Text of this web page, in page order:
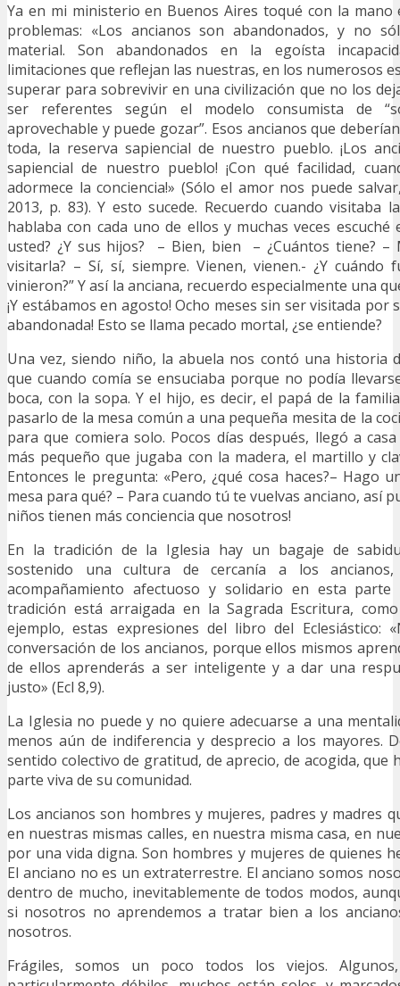
Ya en mi ministerio en Buenos Aires toqué con la mano
problemas: «Los ancianos son abandonados, y no
material. Son abandonados en la egoísta
limitaciones que reflejan las nuestras, en los numerosos
superar para sobrevivir en una civilización que no los
ser referentes según el modelo consumista de
aprovechable y puede gozar”. Esos ancianos que
toda, la reserva sapiencial de nuestro pueblo. ¡Los
sapiencial de nuestro pueblo! ¡Con qué facilidad,
adormece la conciencia!» (Sólo el amor nos puede
2013, p. 83). Y esto sucede. Recuerdo cuando visitaba
hablaba con cada uno de ellos y muchas veces escuché
usted? ¿Y sus hijos? – Bien, bien – ¿Cuántos tiene? –
visitarla? – Sí, sí, siempre. Vienen, vienen.- ¿Y cuándo
vinieron?” Y así la anciana, recuerdo especialmente una
¡Y estábamos en agosto! Ocho meses sin ser visitada por
abandonada! Esto se llama pecado mortal, ¿se entiende?
Una vez, siendo niño, la abuela nos contó una historia
que cuando comía se ensuciaba porque no podía
boca, con la sopa. Y el hijo, es decir, el papá de la
pasarlo de la mesa común a una pequeña mesita de la
para que comiera solo. Pocos días después, llegó a
más pequeño que jugaba con la madera, el martillo y
Entonces le pregunta: «Pero, ¿qué cosa haces?– Hago
mesa para qué? – Para cuando tú te vuelvas anciano, así
niños tienen más conciencia que nosotros!
En la tradición de la Iglesia hay un bagaje de
sostenido una cultura de cercanía a los
acompañamiento afectuoso y solidario en esta
tradición está arraigada en la Sagrada Escritura,
ejemplo, estas expresiones del libro del Eclesiástico:
conversación de los ancianos, porque ellos mismos
de ellos aprenderás a ser inteligente y a dar una
justo» (Ecl 8,9).
La Iglesia no puede y no quiere adecuarse a una
menos aún de indiferencia y desprecio a los mayores.
sentido colectivo de gratitud, de aprecio, de acogida, que
parte viva de su comunidad.
Los ancianos son hombres y mujeres, padres y madres
en nuestras mismas calles, en nuestra misma casa, en
por una vida digna. Son hombres y mujeres de quienes
El anciano no es un extraterrestre. El anciano somos
dentro de mucho, inevitablemente de todos modos,
si nosotros no aprendemos a tratar bien a los
nosotros.
Frágiles, somos un poco todos los viejos.